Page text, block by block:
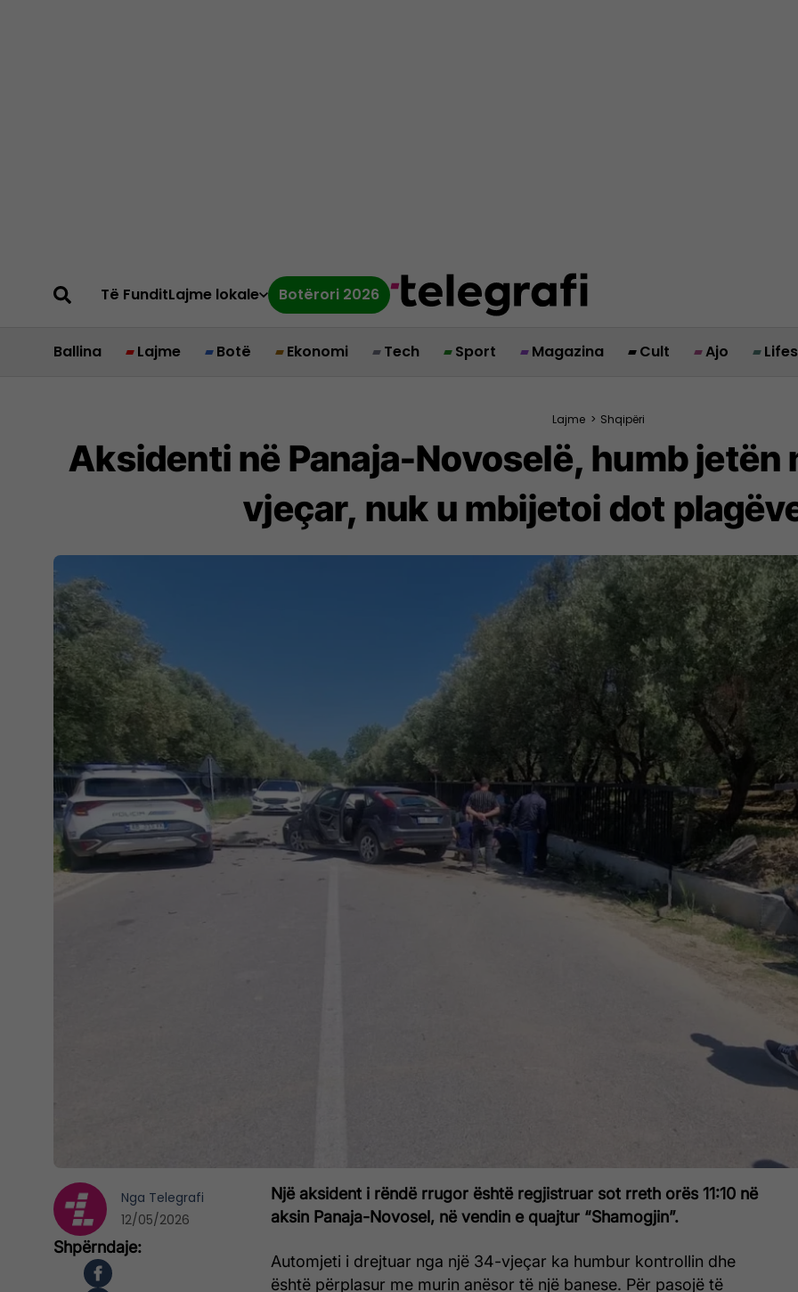
Të FunditLajme lokale Botërori 2026
Ballina Lajme Botë Ekonomi Tech Sport Magazina Cult Ajo
Lajme > Shqipëri
Aksidenti në Panaja-Novoselë, humb
vjeçar, nuk u mbijetoi dot
Një aksident i rëndë rrugor është regjistruar sot rreth orës 11:10 në
aksin Panaja-Novosel, në vendin e quajtur “Shamogjin”.
Automjeti i drejtuar nga një 34-vjeçar ka humbur kontrollin dhe
është përplasur me murin anësor të një banese. Për pasojë të
Nga Telegrafi
12/05/2026